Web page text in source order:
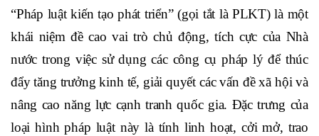
“Pháp luật kiến tạo phát triển” (gọi tắt là PLKT) là một
khái niệm đề cao vai trò chủ động, tích cực của Nhà
nước trong việc sử dụng các công cụ pháp lý để thúc
đẩy tăng trưởng kinh tế, giải quyết các vấn đề xã hội và
nâng cao năng lực cạnh tranh quốc gia. Đặc trưng của
loại hình pháp luật này là tính linh hoạt, cởi mở, trao